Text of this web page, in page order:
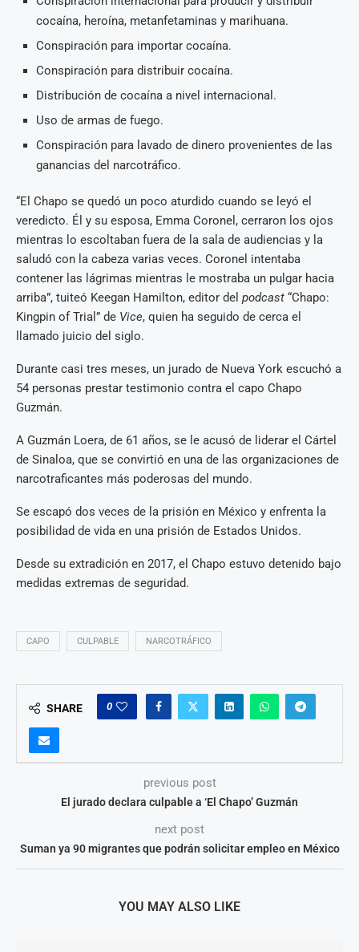
cocaína, heroína, metanfetaminas y marihuana.
Conspiración para importar cocaína.
Conspiración para distribuir cocaína.
Distribución de cocaína a nivel internacional.
Uso de armas de fuego.
Conspiración para lavado de dinero provenientes de las
ganancias del narcotráfico.
“El Chapo se quedó un poco aturdido cuando se leyó el
veredicto. Él y su esposa, Emma Coronel, cerraron los ojos
mientras lo escoltaban fuera de la sala de audiencias y la
saludó con la cabeza varias veces. Coronel intentaba
contener las lágrimas mientras le mostraba un pulgar hacia
arriba”, tuiteó Keegan Hamilton, editor del podcast “Chapo:
Kingpin of Trial” de Vice, quien ha seguido de cerca el
llamado juicio del siglo.
Durante casi tres meses, un jurado de Nueva York escuchó a
54 personas prestar testimonio contra el capo Chapo
Guzmán.
A Guzmán Loera, de 61 años, se le acusó de liderar el Cártel
de Sinaloa, que se convirtió en una de las organizaciones de
narcotraficantes más poderosas del mundo.
Se escapó dos veces de la prisión en México y enfrenta la
posibilidad de vida en una prisión de Estados Unidos.
Desde su extradición en 2017, el Chapo estuvo detenido bajo
medidas extremas de seguridad.
CAPO CULPABLE NARCOTRÁFICO
SHARE 0
previous post
El jurado declara culpable a ‘El Chapo’ Guzmán
next post
Suman ya 90 migrantes que podrán solicitar empleo en México
YOU MAY ALSO LIKE